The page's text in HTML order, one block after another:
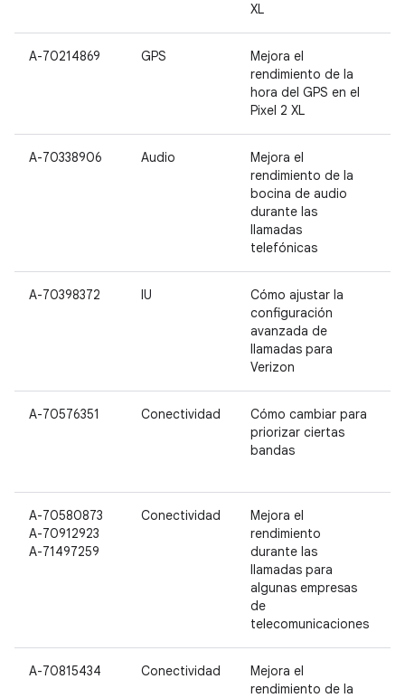
XL
A-70214869 GPS
Mejora el
rendimiento de la
hora del GPS en el
Pixel 2 XL
A-70338906 Audio
Mejora el
rendimiento de la
bocina de audio
durante las
llamadas
telefónicas
A-70398372 IU
Cómo ajustar la
configuración
avanzada de
llamadas para
Verizon
A-70576351 Conectividad
Cómo cambiar para
priorizar ciertas
bandas
A-70580873
A-70912923
A-71497259
Conectividad
Mejora el
rendimiento
durante las
llamadas para
algunas empresas
de
telecomunicaciones
A-70815434 Conectividad
Mejora el
rendimiento de la